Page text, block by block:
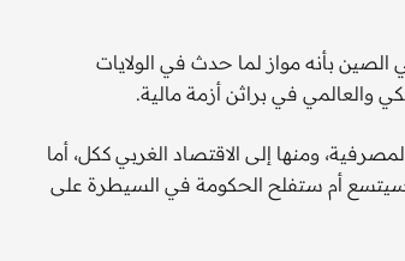
بأنه مواز لما حدث في الولايات
ومنها إلى الاقتصاد الغربي ككل، أما
سيتسع أم ستفلح الحكومة في السيطرة على